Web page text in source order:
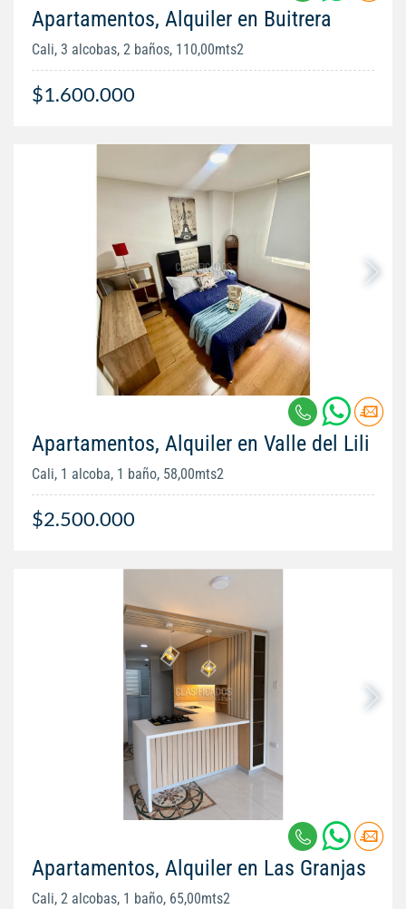
Apartamentos, Alquiler en Buitrera
Cali, 3 alcobas, 2 baños, 110,00mts2
$1.600.000
Apartamentos, Alquiler en Valle del Lili
Cali, 1 alcoba, 1 baño, 58,00mts2
$2.500.000
Apartamentos, Alquiler en Las Granjas
Cali, 2 alcobas, 1 baño, 65,00mts2